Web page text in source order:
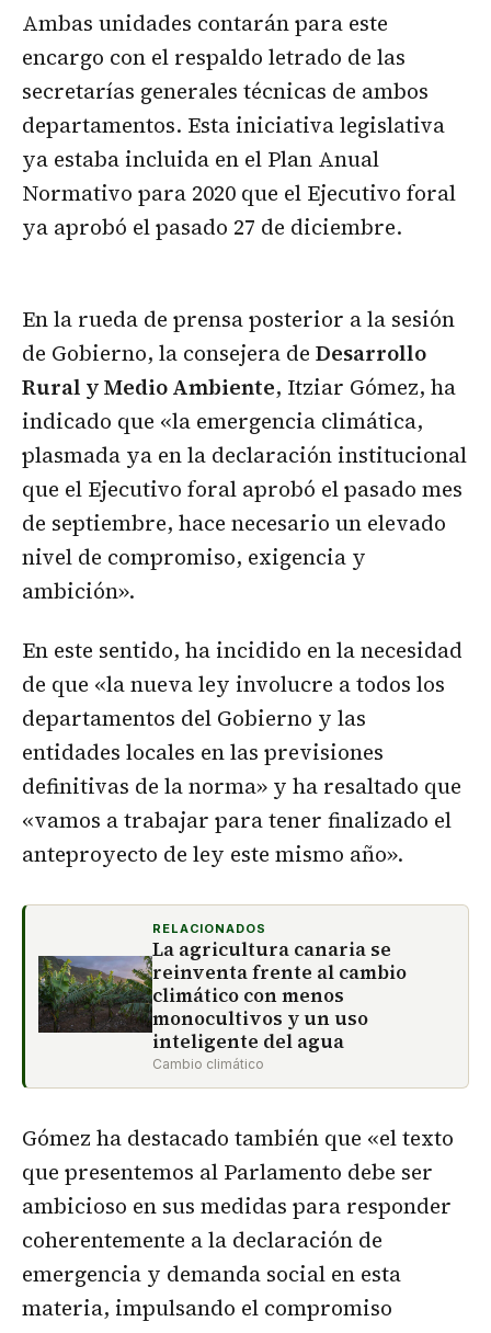
Ambas unidades contarán para este
encargo con el respaldo letrado de las
secretarías generales técnicas de ambos
departamentos. Esta iniciativa legislativa
ya estaba incluida en el Plan Anual
Normativo para 2020 que el Ejecutivo foral
ya aprobó el pasado 27 de diciembre.
En la rueda de prensa posterior a la sesión
de Gobierno, la consejera de Desarrollo
Rural y Medio Ambiente, Itziar Gómez, ha
indicado que «la emergencia climática,
plasmada ya en la declaración institucional
que el Ejecutivo foral aprobó el pasado mes
de septiembre, hace necesario un elevado
nivel de compromiso, exigencia y
ambición».
En este sentido, ha incidido en la necesidad
de que «la nueva ley involucre a todos los
departamentos del Gobierno y las
entidades locales en las previsiones
definitivas de la norma» y ha resaltado que
«vamos a trabajar para tener finalizado el
anteproyecto de ley este mismo año».
RELACIONADOS
La agricultura canaria se
reinventa frente al cambio
climático con menos
monocultivos y un uso
inteligente del agua
Cambio climático
Gómez ha destacado también que «el texto
que presentemos al Parlamento debe ser
ambicioso en sus medidas para responder
coherentemente a la declaración de
emergencia y demanda social en esta
materia, impulsando el compromiso